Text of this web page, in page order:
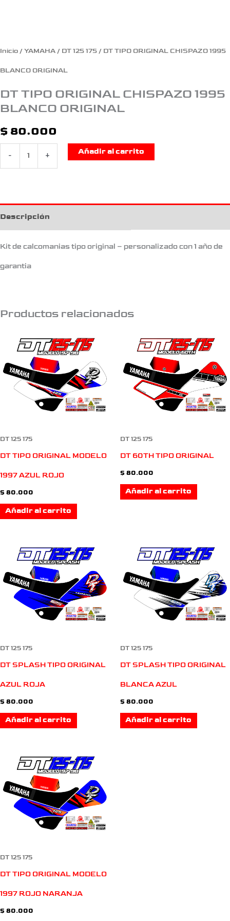
Inicio / YAMAHA / DT 125 175 / DT TIPO ORIGINAL CHISPAZO 1995
BLANCO ORIGINAL
DT TIPO ORIGINAL CHISPAZO 1995
BLANCO ORIGINAL
$ 80.000
- +
Añadir al carrito
Descripción
Kit de calcomanias tipo original – personalizado con 1 año de
garantia
Productos relacionados
DT 125 175
DT TIPO ORIGINAL MODELO
1997 AZUL ROJO
$ 80.000
Añadir al carrito
DT 125 175
DT 60TH TIPO ORIGINAL
$ 80.000
Añadir al carrito
DT 125 175
DT SPLASH TIPO ORIGINAL
AZUL ROJA
$ 80.000
Añadir al carrito
DT 125 175
DT SPLASH TIPO ORIGINAL
BLANCA AZUL
$ 80.000
Añadir al carrito
DT 125 175
DT TIPO ORIGINAL MODELO
1997 ROJO NARANJA
$ 80.000